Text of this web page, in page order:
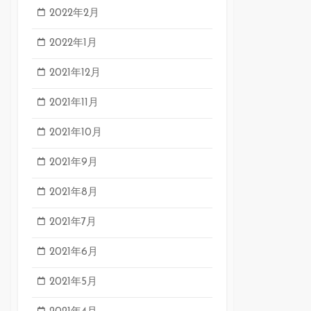
2022年2月
2022年1月
2021年12月
2021年11月
2021年10月
2021年9月
2021年8月
2021年7月
2021年6月
2021年5月